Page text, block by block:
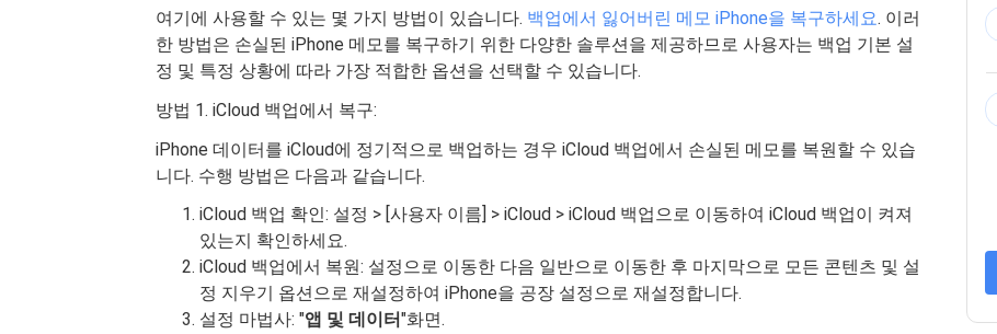
여기에 사용할 수 있는 몇 가지 방법이 있습니다. 백업에서 잃어버린 메모 iPhone을 복구하세요. 이러
한 방법은 손실된 iPhone 메모를 복구하기 위한 다양한 솔루션을 제공하므로 사용자는 백업 기본 설
정 및 특정 상황에 따라 가장 적합한 옵션을 선택할 수 있습니다.
방법 1. iCloud 백업에서 복구:
iPhone 데이터를 iCloud에 정기적으로 백업하는 경우 iCloud 백업에서 손실된 메모를 복원할 수 있습
니다. 수행 방법은 다음과 같습니다.
iCloud 백업 확인: 설정 > [사용자 이름] > iCloud > iCloud 백업으로 이동하여 iCloud 백업이 켜져
있는지 확인하세요.
iCloud 백업에서 복원: 설정으로 이동한 다음 일반으로 이동한 후 마지막으로 모든 콘텐츠 및 설
정 지우기 옵션으로 재설정하여 iPhone을 공장 설정으로 재설정합니다.
설정 마법사: "앱 및 데이터"화면.